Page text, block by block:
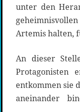
unter den
Artemis halten,
An dieser
Protagonisten
entkommen sie
aneinander